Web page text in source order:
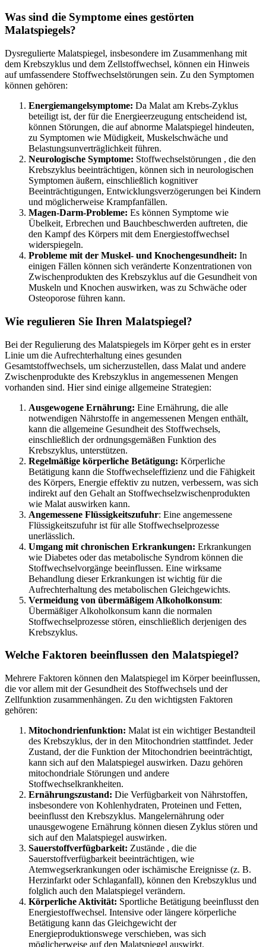
Was sind die Symptome eines gestörten
Malatspiegels?
Dysregulierte Malatspiegel, insbesondere im Zusammenhang mit
dem Krebszyklus und dem Zellstoffwechsel, können ein Hinweis
auf umfassendere Stoffwechselstörungen sein. Zu den Symptomen
können gehören:
Energiemangelsymptome: Da Malat am Krebs-Zyklus
beteiligt ist, der für die Energieerzeugung entscheidend ist,
können Störungen, die auf abnorme Malatspiegel hindeuten,
zu Symptomen wie Müdigkeit, Muskelschwäche und
Belastungsunverträglichkeit führen.
Neurologische Symptome: Stoffwechselstörungen , die den
Krebszyklus beeinträchtigen, können sich in neurologischen
Symptomen äußern, einschließlich kognitiver
Beeinträchtigungen, Entwicklungsverzögerungen bei Kindern
und möglicherweise Krampfanfällen.
Magen-Darm-Probleme: Es können Symptome wie
Übelkeit, Erbrechen und Bauchbeschwerden auftreten, die
den Kampf des Körpers mit dem Energiestoffwechsel
widerspiegeln.
Probleme mit der Muskel- und Knochengesundheit: In
einigen Fällen können sich veränderte Konzentrationen von
Zwischenprodukten des Krebszyklus auf die Gesundheit von
Muskeln und Knochen auswirken, was zu Schwäche oder
Osteoporose führen kann.
Wie regulieren Sie Ihren Malatspiegel?
Bei der Regulierung des Malatspiegels im Körper geht es in erster
Linie um die Aufrechterhaltung eines gesunden
Gesamtstoffwechsels, um sicherzustellen, dass Malat und andere
Zwischenprodukte des Krebszyklus in angemessenen Mengen
vorhanden sind. Hier sind einige allgemeine Strategien:
Ausgewogene Ernährung: Eine Ernährung, die alle
notwendigen Nährstoffe in angemessenen Mengen enthält,
kann die allgemeine Gesundheit des Stoffwechsels,
einschließlich der ordnungsgemäßen Funktion des
Krebszyklus, unterstützen.
Regelmäßige körperliche Betätigung: Körperliche
Betätigung kann die Stoffwechseleffizienz und die Fähigkeit
des Körpers, Energie effektiv zu nutzen, verbessern, was sich
indirekt auf den Gehalt an Stoffwechselzwischenprodukten
wie Malat auswirken kann.
Angemessene Flüssigkeitszufuhr: Eine angemessene
Flüssigkeitszufuhr ist für alle Stoffwechselprozesse
unerlässlich.
Umgang mit chronischen Erkrankungen: Erkrankungen
wie Diabetes oder das metabolische Syndrom können die
Stoffwechselvorgänge beeinflussen. Eine wirksame
Behandlung dieser Erkrankungen ist wichtig für die
Aufrechterhaltung des metabolischen Gleichgewichts.
Vermeidung von übermäßigem Alkoholkonsum:
ÜbermäßigerAlkoholkonsum kann die normalen
Stoffwechselprozesse stören, einschließlich derjenigen des
Krebszyklus.
Welche Faktoren beeinflussen den Malatspiegel?
Mehrere Faktoren können den Malatspiegel im Körper beeinflussen,
die vor allem mit der Gesundheit des Stoffwechsels und der
Zellfunktion zusammenhängen. Zu den wichtigsten Faktoren
gehören:
Mitochondrienfunktion: Malat ist ein wichtiger Bestandteil
des Krebszyklus, der in den Mitochondrien stattfindet. Jeder
Zustand, der die Funktion der Mitochondrien beeinträchtigt,
kann sich auf den Malatspiegel auswirken. Dazu gehören
mitochondriale Störungen und andere
Stoffwechselkrankheiten.
Ernährungszustand: Die Verfügbarkeit von Nährstoffen,
insbesondere von Kohlenhydraten, Proteinen und Fetten,
beeinflusst den Krebszyklus. Mangelernährung oder
unausgewogene Ernährung können diesen Zyklus stören und
sich auf den Malatspiegel auswirken.
Sauerstoffverfügbarkeit: Zustände , die die
Sauerstoffverfügbarkeit beeinträchtigen, wie
Atemwegserkrankungen oder ischämische Ereignisse (z. B.
Herzinfarkt oder Schlaganfall), können den Krebszyklus und
folglich auch den Malatspiegel verändern.
Körperliche Aktivität: Sportliche Betätigung beeinflusst den
Energiestoffwechsel. Intensive oder längere körperliche
Betätigung kann das Gleichgewicht der
Energieproduktionswege verschieben, was sich
möglicherweise auf den Malatspiegel auswirkt.